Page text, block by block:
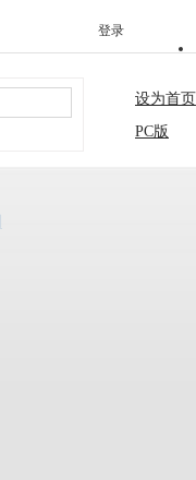
登录
设为首页
PC版